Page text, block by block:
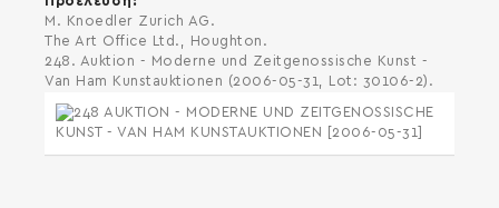
M. Knoedler Zurich AG.
The Art Office Ltd., Houghton.
248. Auktion - Moderne und Zeitgenossische Kunst -
Van Ham Kunstauktionen (2006-05-31, Lot: 30106-2).